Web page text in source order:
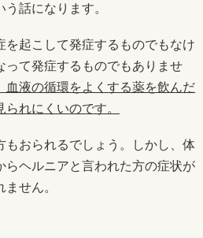
話になります。
を起こして発症するものでもなけ
って発症するものでもありませ
血液の循環をよくする薬を飲んだ
れにくいのです。
もおられるでしょう。しかし、体
らヘルニアと言われた方の症状が
せん。